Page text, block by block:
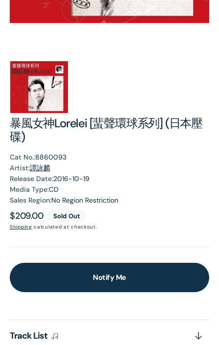
暴風女神Lorelei [蜚聲環球系列] (日本壓
碟)
Cat No.:8860093
Artist:譚詠麟
Release Date:2016-10-19
Media Type:CD
Sales Region:No Region Restriction
Regular
price
$209.00 Sold Out
Shipping calculated at checkout.
Notify Me
Track List